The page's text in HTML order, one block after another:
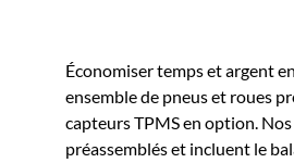
Économiser temps et argent
ensemble de pneus et roues
capteurs TPMS en option.
préassemblés et incluent le